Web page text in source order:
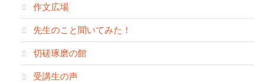
作文広場
先生のこと聞いてみた！
切磋琢磨の館
受講生の声